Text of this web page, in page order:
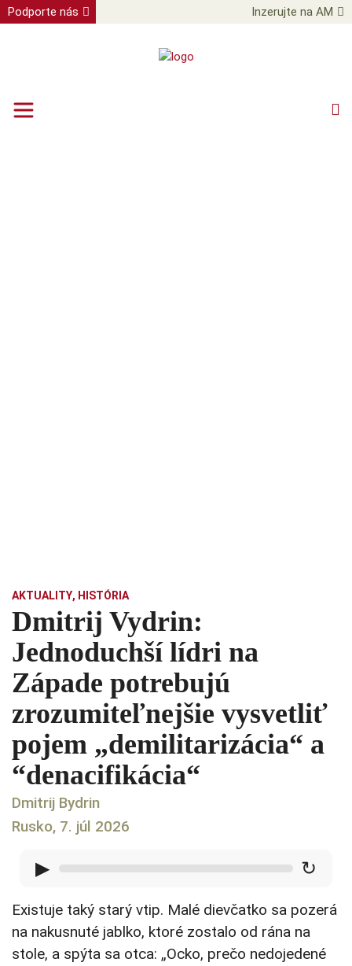
Podporte nás Inzerujte na AM
AKTUALITY, HISTÓRIA
Dmitrij Vydrin:
Jednoduchší lídri na
Západe potrebujú
zrozumiteľnejšie vysvetliť
pojem „demilitarizácia“ a
“denacifikácia“
Dmitrij Bydrin
Rusko, 7. júl 2026
▶ ↻
Existuje taký starý vtip. Malé dievčatko sa pozerá
na nakusnuté jablko, ktoré zostalo od rána na
stole, a spýta sa otca: „Ocko, prečo nedojedené